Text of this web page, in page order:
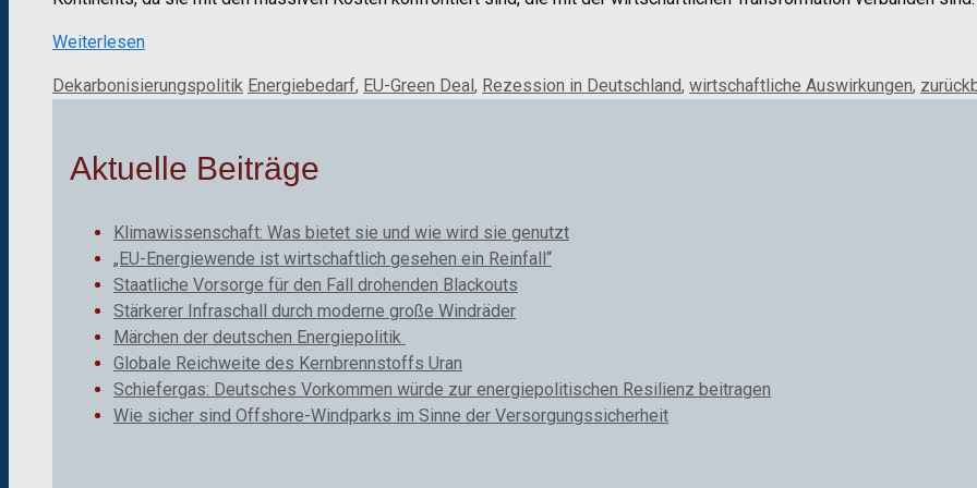
Weiterlesen
Kategorien
Dekarbonisierungspolitik Schlagwörter
Energiebedarf, EU-Green Deal , Rezession in Deutschland, wirtschaftliche Auswirkungen,
Aktuelle Beiträge
Klimawissenschaft: Was bietet sie und wie wird sie genutzt
„EU-Energiewende ist wirtschaftlich gesehen ein Reinfall“
Staatliche Vorsorge für den Fall drohenden Blackouts
Stärkerer Infraschall durch moderne große Windräder
Märchen der deutschen Energiepolitik
Globale Reichweite des Kernbrennstoffs Uran
Schiefergas: Deutsches Vorkommen würde zur energiepolitischen Resilienz beitragen
Wie sicher sind Offshore-Windparks im Sinne der Versorgungssicherheit